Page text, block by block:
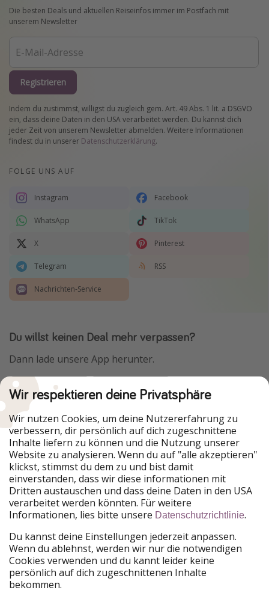
Die besten Deals und aktuellen Reiseinfos immer im Postfach mit
unserem Newsletter
Registrieren
Indem du zustimmst, willigst du zugleich gem. Art. 49 Abs. 1 lit. a DSGVO
ein, dass deine Daten in den USA verarbeitet werden. Du kannst dich
jeder Zeit von unserem Newsletter abmelden. Weitere Informationen
findest du in unserer Datenschutzerklärung.
FOLGE UNS AUF
Instagram Facebook
WhatsApp TikTok
X Pinterest
Telegram RSS
Nachrichten-Service
Du willst keinen Deal mehr verpassen?
Dann lade unsere App herunter.
Urlaubspiraten ist Teil der HolidayPirates Group
Unsere Märkte
PiratinViaggio
HolidayPirates
VakantiePiraten
WakacyjniPiraci
VoyagesPirates
Ferienpiraten
Urlaubspiraten
ViajerosPiratas
TravelPirates
HolidayPirates Group
Lerne uns kennen
Über uns
Rechtliches
Wir respektieren deine Privatsphäre
Wir nutzen Cookies, um deine Nutzererfahrung zu
verbessern, dir persönlich auf dich zugeschnittene
Inhalte liefern zu können und die Nutzung unserer
Website zu analysieren. Wenn du auf "alle akzeptieren"
klickst, stimmst du dem zu und bist damit
einverstanden, dass wir diese informationen mit
Dritten austauschen und dass deine Daten in den USA
verarbeitet werden könnten. Für weitere
Informationen, lies bitte unsere Datenschutzrichtlinie.
Du kannst deine Einstellungen jederzeit anpassen.
Wenn du ablehnst, werden wir nur die notwendigen
Cookies verwenden und du kannt leider keine
persönlich auf dich zugeschnittenen Inhalte
bekommen.